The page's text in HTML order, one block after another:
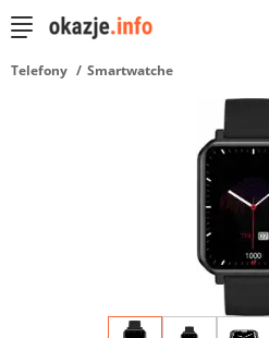
Telefony Smartwatche